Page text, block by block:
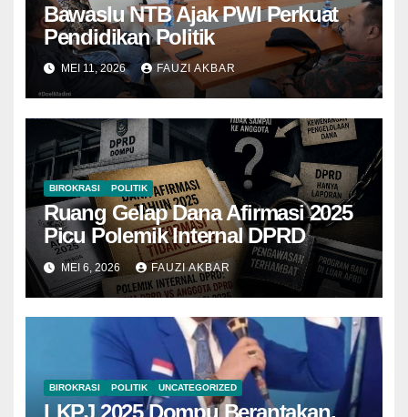
Bawaslu NTB Ajak PWI Perkuat
Pendidikan Politik
MEI 11, 2026 FAUZI AKBAR
BIROKRASI POLITIK
Ruang Gelap Dana Afirmasi 2025
Picu Polemik Internal DPRD
MEI 6, 2026 FAUZI AKBAR
BIROKRASI POLITIK UNCATEGORIZED
LKPJ 2025 Dompu Berantakan,